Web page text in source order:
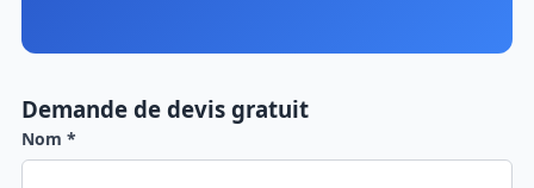
Demande de devis gratuit
Nom *